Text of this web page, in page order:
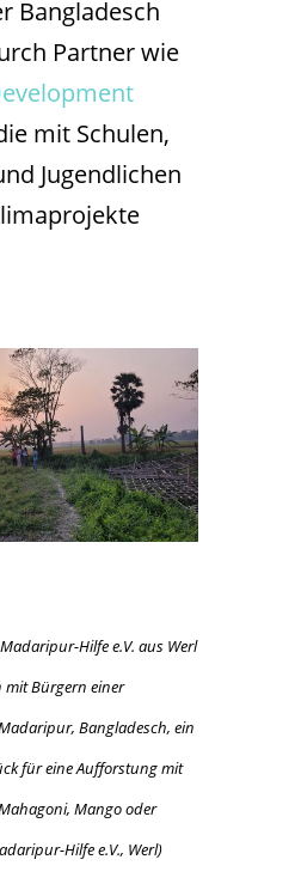
Bangladesch
Partner wie
mit Schulen,
Jugendlichen
Hilfe e.V. aus Werl
mit Bürgern einer
Bangladesch, ein
für eine Aufforstung mit
Mango oder
Hilfe e.V., Werl)